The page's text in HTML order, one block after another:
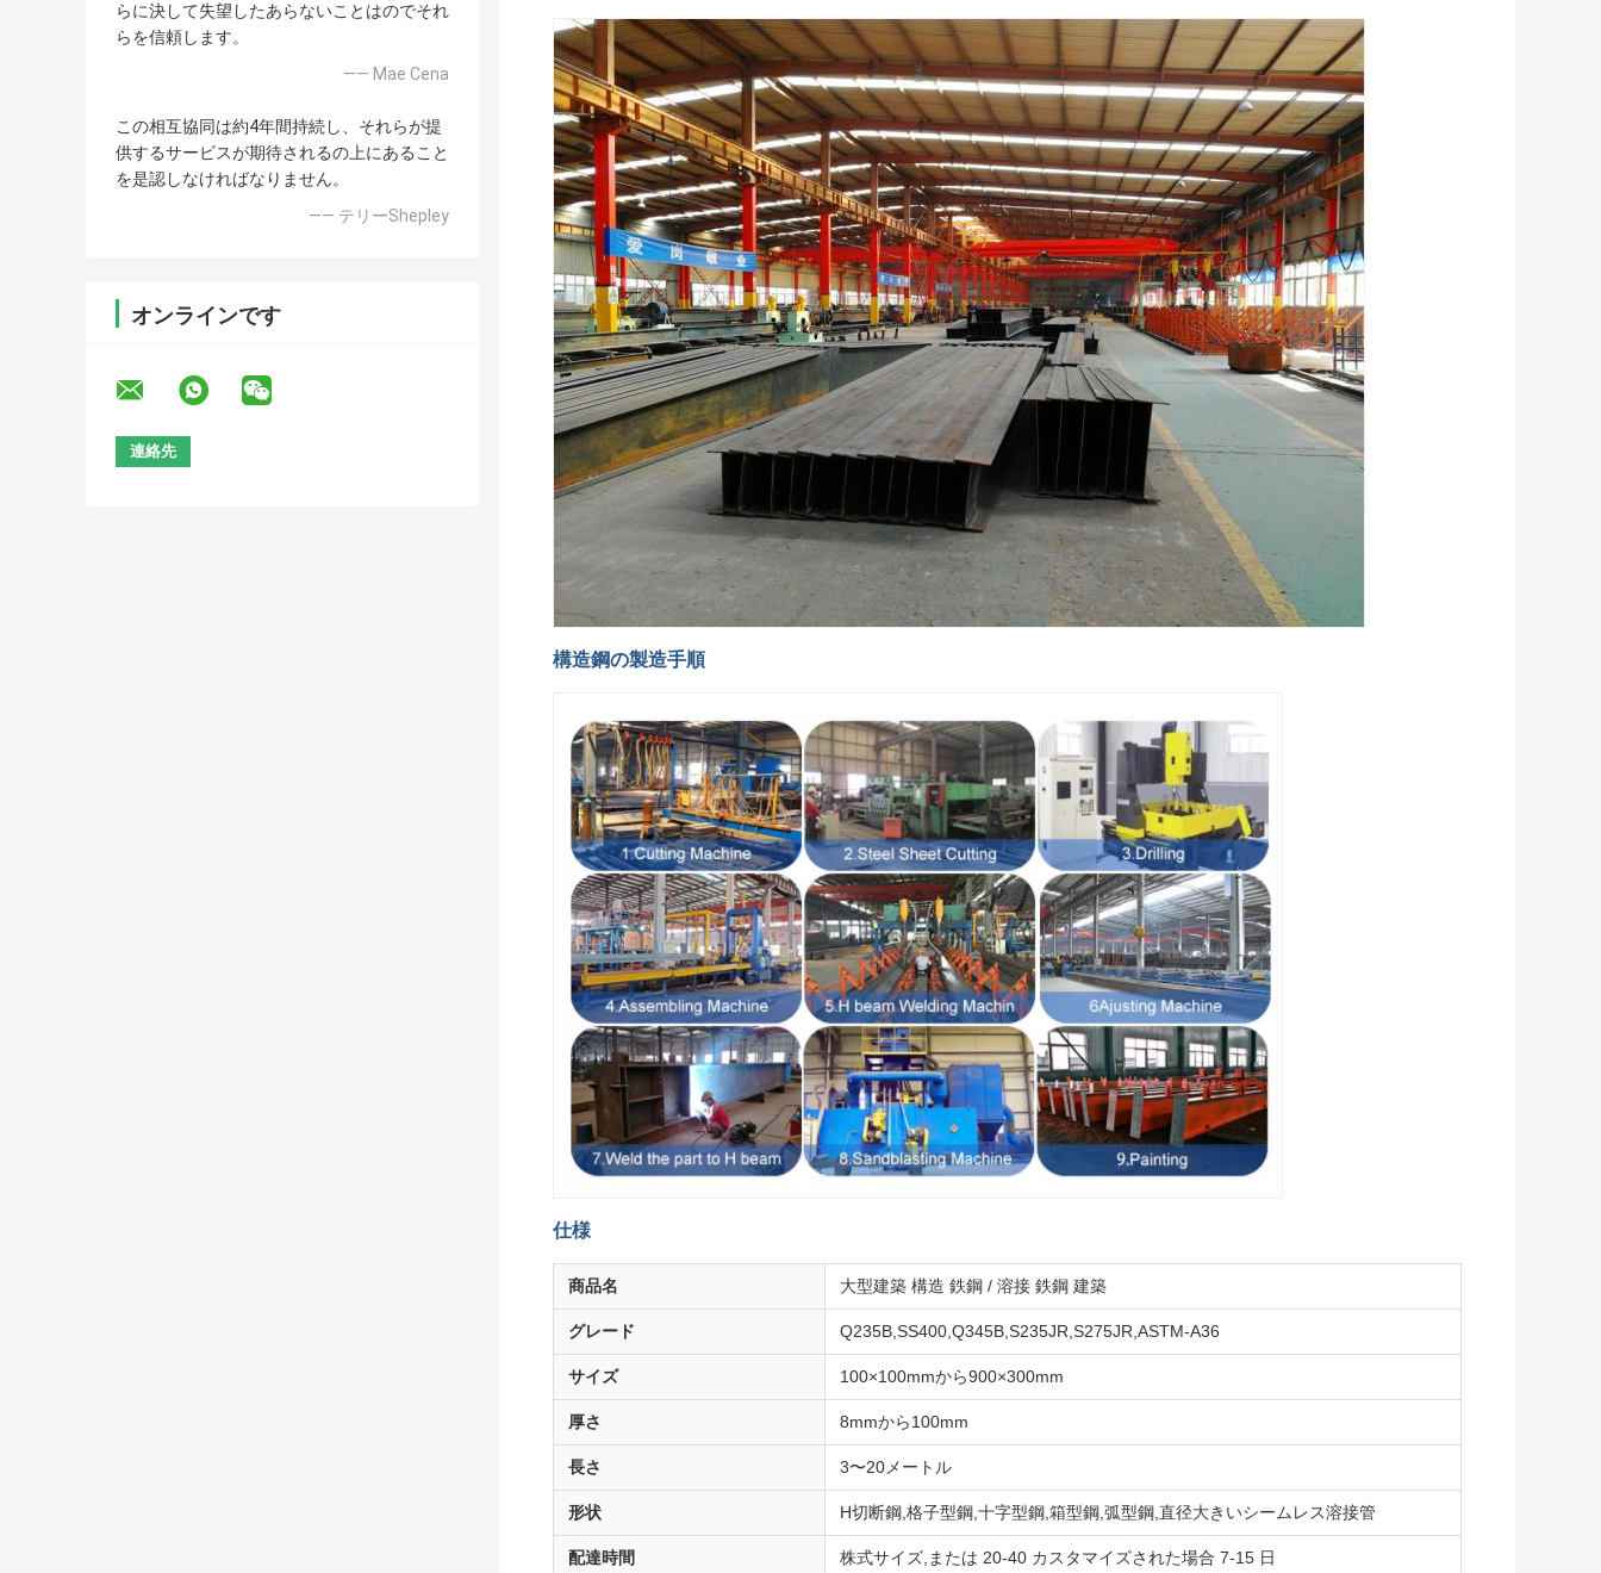
らに決して失望したあらないことはのでそれ
らを信頼します。
—— Mae Cena
この相互協同は約4年間持続し、それらが提
供するサービスが期待されるの上にあること
を是認しなければなりません。
—— テリーShepley
オンラインです
構造鋼の製造手順
仕様
商品名 大型建築 構造 鉄鋼 / 溶接 鉄鋼 建築
グレード Q235B,SS400,Q345B,S235JR,S275JR,ASTM-A36
サイズ 100×100mmから900×300mm
厚さ 8mmから100mm
長さ 3〜20メートル
形状 H切断鋼,格子型鋼,十字型鋼,箱型鋼,弧型鋼,直径大きいシームレス溶接管
配達時間 株式サイズ,または 20-40 カスタマイズされた場合 7-15 日